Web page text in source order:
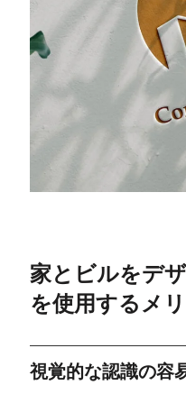
家とビルをデ
を使用するメ
視覚的な認識の容